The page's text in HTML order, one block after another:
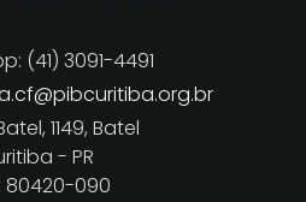
(41) 3091-4491
1149, Batel
- PR
80420-090